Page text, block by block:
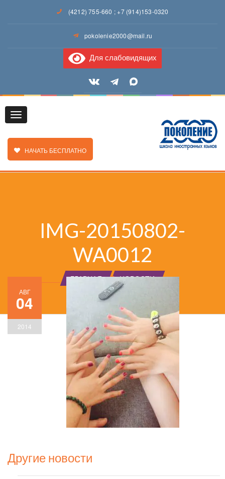
(4212) 755-660 ;+7 (914)153-0320
pokolenie2000@mail.ru
Для слабовидящих
Toggle
ЗАКАЗАТЬ ЗВОНОК
НАЧАТЬ БЕСПЛАТНО
IMG-20150802-
WA0012
ГЛАВНАЯ НОВОСТИ
АВГ
04
2014
Другие новости